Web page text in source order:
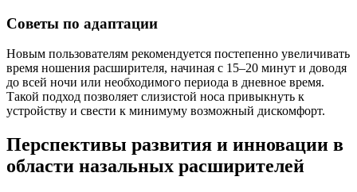
Советы по адаптации
Новым пользователям рекомендуется постепенно увеличивать
время ношения расширителя, начиная с 15–20 минут и доводя
до всей ночи или необходимого периода в дневное время.
Такой подход позволяет слизистой носа привыкнуть к
устройству и свести к минимуму возможный дискомфорт.
Перспективы развития и инновации в
области назальных расширителей